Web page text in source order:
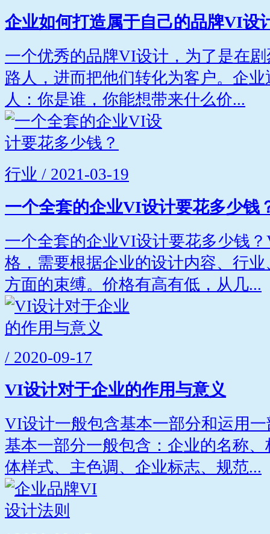
企业如何打造属于自己的品牌VI设
一个优秀的品牌VI设计，为了是在
路人，进而把他们转化为客户。企
人：你是谁，你能想带来什么价...
行业 / 2021-03-19
一个全套的企业VI设计要花多少钱
一个全套的企业VI设计要花多少钱
格，需要根据企业的设计内容、行
方面的束缚。价格有高有低，从几...
/ 2020-09-17
VI设计对于企业的作用与意义
VI设计一般包含基本一部分和运用
基本一部分一般包含：企业的名称
体样式、主色调、企业标志、规范...